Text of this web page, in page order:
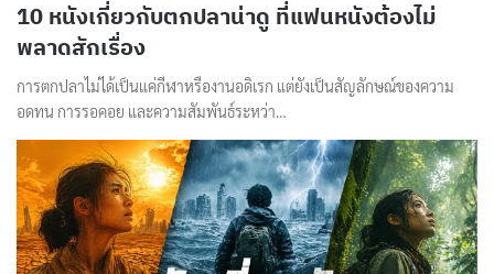
10 หนังเกี่ยวกับตกปลาน่าดู ที่แฟนหนังต้องไม่
พลาดสักเรื่อง
การตกปลาไม่ได้เป็นแค่กีฬาหรืองานอดิเรก แต่ยังเป็นสัญลักษณ์ของความ
อดทน การรอคอย และความสัมพันธ์ระหว่า…